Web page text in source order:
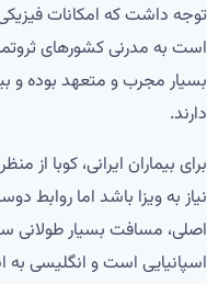
توجه داشت که امکانات
است به مدرنی کشورهای
بسیار مجرب و متعهد بوده و
دارند.
برای بیماران ایرانی، کوبا
نیاز به ویزا باشد اما روابط
اصلی، مسافت بسیار طولانی
اسپانیایی است و انگلیسی به